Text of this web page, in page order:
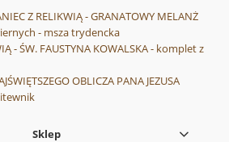
Z RELIKWIĄ - GRANATOWY MELANŻ
- msza trydencka
- ŚW. FAUSTYNA KOWALSKA - komplet z
OBLICZA PANA JEZUSA
Sklep